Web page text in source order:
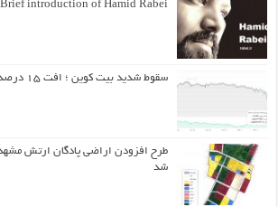
Brief introduction of Hamid Rabei
سقوط شدید بیت کوین ؛ افت ۱۵ درصدی اتریوم و میم‌کوین‌ها
طرح افزودن اراضی پادگان ارتش
شد